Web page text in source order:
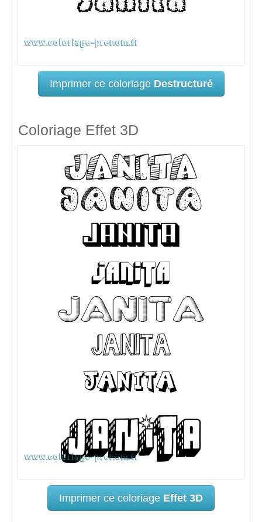
Imprimer ce coloriage Destructuré
Coloriage Effet 3D
Imprimer ce coloriage Effet 3D